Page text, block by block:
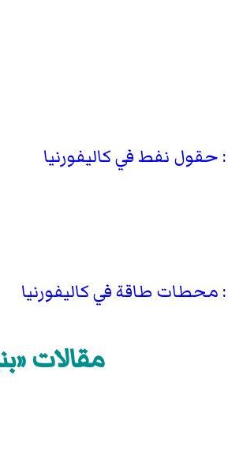
حقول نفط في كاليفورنيا
محطات طاقة في كاليفورنيا
مقالات